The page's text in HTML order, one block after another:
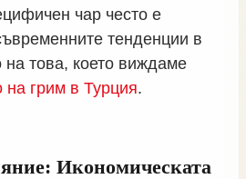
чар често е
тенденции в
на това, което виждаме
на грим в Турция.
Икономическата